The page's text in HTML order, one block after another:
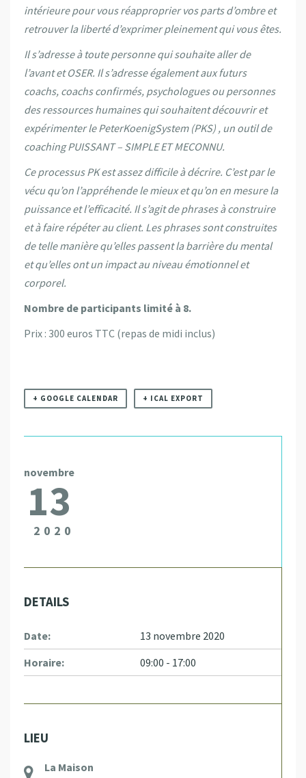
intérieure pour vous réapproprier vos parts d’ombre et
retrouver la liberté d’exprimer pleinement qui vous êtes.
Il s’adresse à toute personne qui souhaite aller de
l’avant et OSER. Il s’adresse également aux futurs
coachs, coachs confirmés, psychologues ou personnes
des ressources humaines qui souhaitent découvrir et
expérimenter le PeterKoenigSystem (PKS) , un outil de
coaching PUISSANT – SIMPLE ET MECONNU.
Ce processus PK est assez difficile à décrire. C’est par le
vécu qu’on l’appréhende le mieux et qu’on en mesure la
puissance et l’efficacité. Il s’agit de phrases à construire
et à faire répéter au client. Les phrases sont construites
de telle manière qu’elles passent la barrière du mental
et qu’elles ont un impact au niveau émotionnel et
corporel.
Nombre de participants limité à 8.
Prix : 300 euros TTC (repas de midi inclus)
+ GOOGLE CALENDAR + ICAL EXPORT
novembre
13
2020
DETAILS
Date:
13 novembre 2020
Horaire:
09:00 - 17:00
LIEU
La Maison